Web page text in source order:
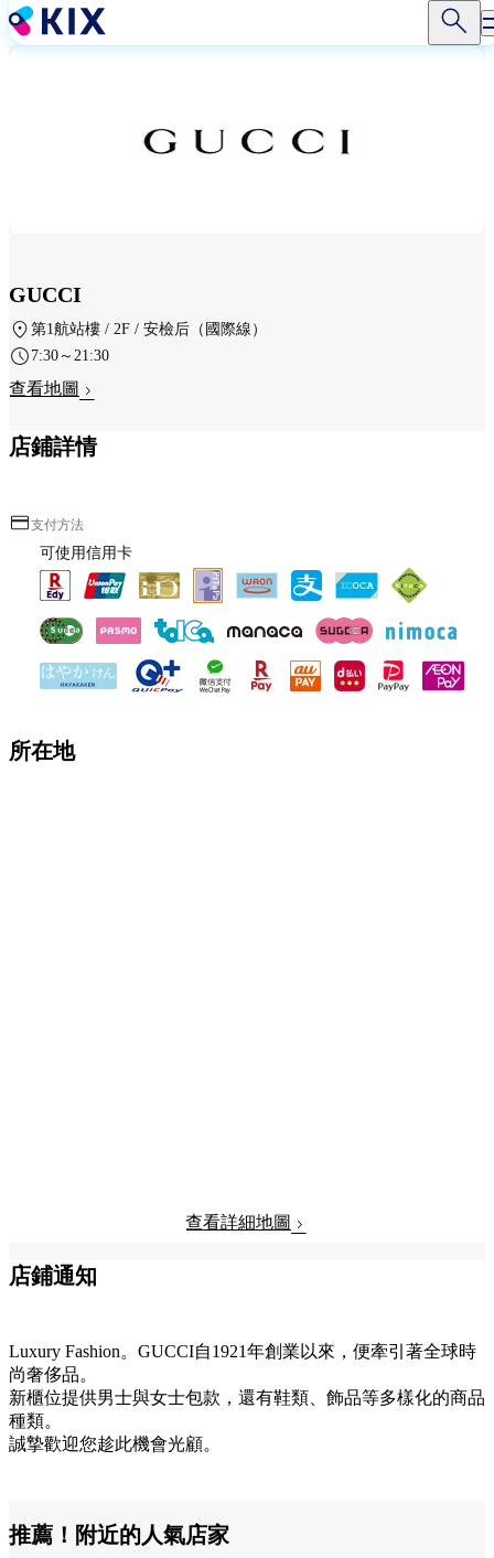
移
至
GUCCI
第1航站樓 / 2F / 安檢后（國際線）
7:30～21:30
查看地圖
店鋪詳情
支付方法
可使用信用卡
所在地
查看詳細地圖
店鋪通知
Luxury Fashion。GUCCI自1921年創業以來，便牽引著全球時
尚奢侈品。
新櫃位提供男士與女士包款，還有鞋類、飾品等多樣化的商品
種類。
誠摯歡迎您趁此機會光顧。
推薦！附近的人氣店家